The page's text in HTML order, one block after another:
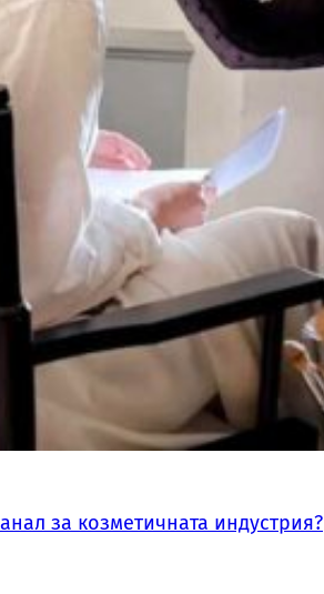
за козметичната индустрия?